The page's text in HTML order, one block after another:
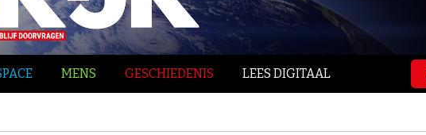
MENS GESCHIEDENIS LEES DIGITAAL